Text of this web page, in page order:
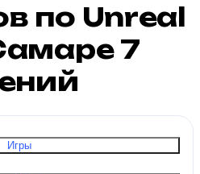
по Unreal
7
Игры